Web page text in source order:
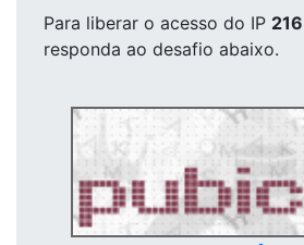
Para liberar o acesso do IP
responda ao desafio abaixo.